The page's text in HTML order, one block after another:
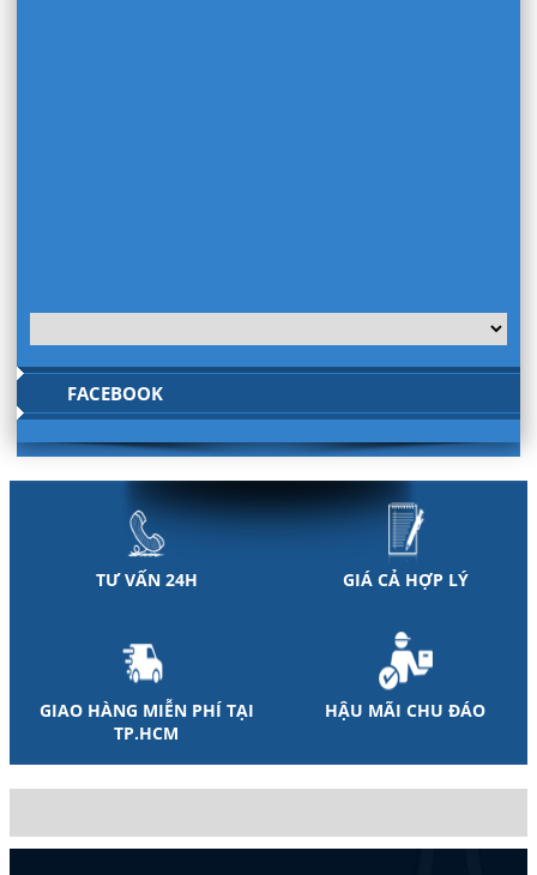
FACEBOOK
TƯ VẤN 24H GIÁ CẢ HỢP LÝ
GIAO HÀNG MIỄN PHÍ TẠI
TP.HCM
HẬU MÃI CHU ĐÁO